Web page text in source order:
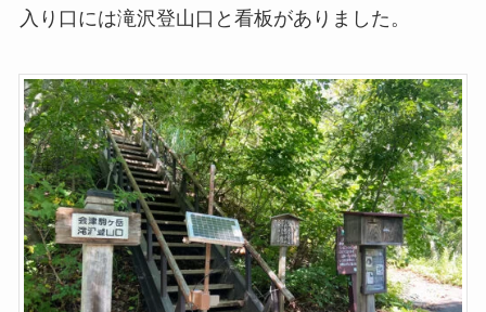
入り口には滝沢登山口と看板がありました。